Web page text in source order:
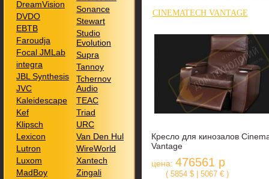
CINEMATECH VANTAGE
Кресло для кинозалов
Vantage
цена: 476561 р
( 5854 $ | 5067 € )
DreamVision
DVDO
EBTB
Faroudja
Focal JMLab
integra
JBL Synthesis
JVC
Kaleidescape
Kef
Klipsch
Lexicon
Lutron
Luxom
MadBoy
Sonance
Stewart
Studio
Evolution
Supra
Tannoy
Tchernov
Audio
TEAC
Triad
URC
Van Den Hul
WireWorld
Xantech
Zingali